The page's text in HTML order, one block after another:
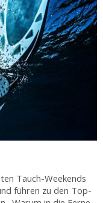
Tauch-Weekends
führen zu den Top-